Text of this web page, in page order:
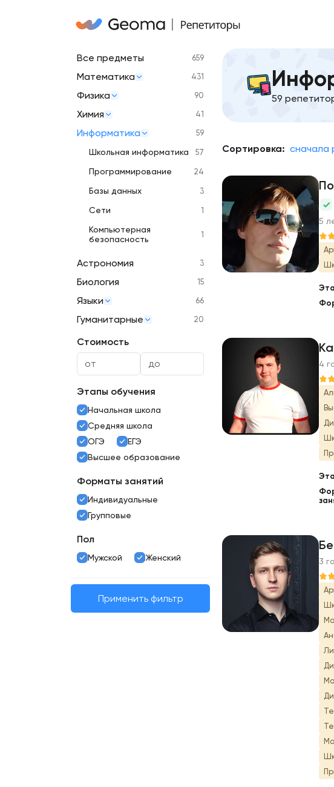
Все предметы 659
Математика 431
Физика 90
Химия 41
Информатика 59
Школьная информатика 57
Программирование 24
Базы данных 3
Сети 1
Компьютерная
безопасность
1
Астрономия 3
Биология 15
Языки 66
Гуманитарные 20
Стоимость
Этапы обучения
Начальная школа
Средняя школа
ОГЭ
ЕГЭ
Высшее образование
Форматы занятий
Индивидуальные
Групповые
Пол
Мужской Женский
Применить фильтр
59
Сортировка: сначала
П 5
К
4
Б
3